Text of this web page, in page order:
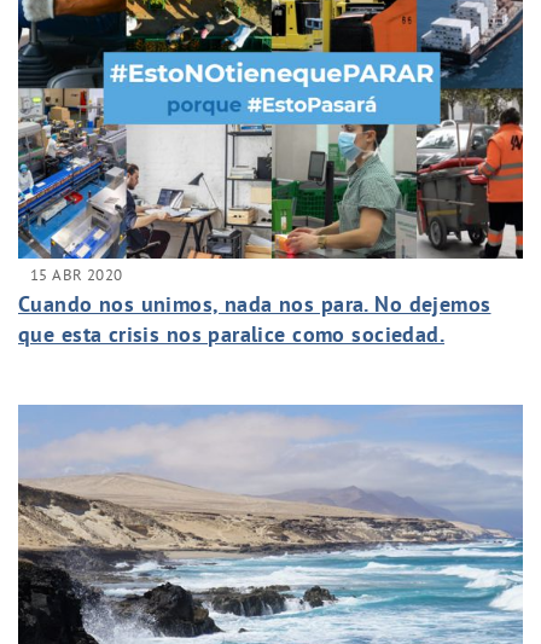
15 ABR 2020
Cuando nos unimos, nada nos para. No dejemos
que esta crisis nos paralice como sociedad.